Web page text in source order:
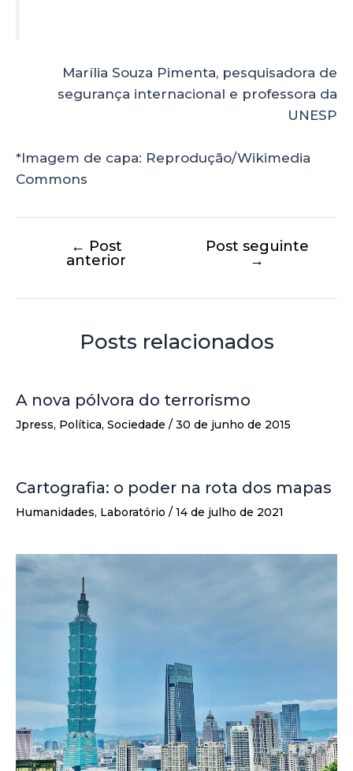
Marília Souza Pimenta, pesquisadora de
segurança internacional e professora da
UNESP
*Imagem de capa: Reprodução/Wikimedia
Commons
← Post
anterior
Post seguinte
→
Posts relacionados
A nova pólvora do terrorismo
Jpress, Política, Sociedade / 30 de junho de 2015
Cartografia: o poder na rota dos mapas
Humanidades, Laboratório / 14 de julho de 2021